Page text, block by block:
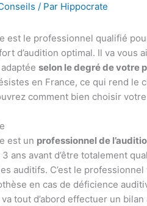
/ Par Hippocrate
est le professionnel qualifié
d’audition optimal. Il va vous
adaptéeselon le degré de votre
en France, ce qui rend le
comment bien choisir
est un professionnel de
ans avant d’être totalement
auditifs. C’est le
en cas de déficience
tout d’abord effectuer un